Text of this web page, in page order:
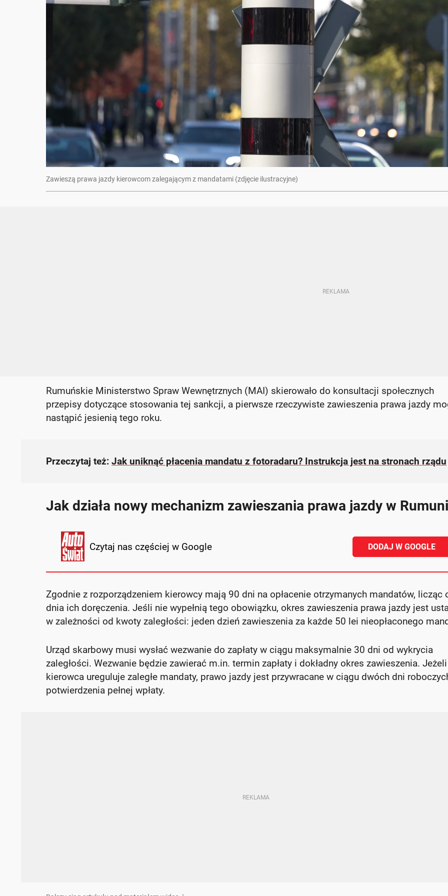
Zawieszą prawa jazdy kierowcom zalegającym z mandatami (zdjęcie ilustracyjne)
Rumuńskie Ministerstwo Spraw Wewnętrznych (MAI) skierowało do konsultacji społecznych
przepisy dotyczące stosowania tej sankcji, a pierwsze rzeczywiste zawieszenia prawa jazdy
nastąpić jesienią tego roku.
Przeczytaj też: Jak uniknąć płacenia mandatu z fotoradaru? Instrukcja jest na stronach rządu
Jak działa nowy mechanizm zawieszania prawa jazdy w
Czytaj nas częściej w Google DODAJ W GOOGLE
Zgodnie z rozporządzeniem kierowcy mają 90 dni na opłacenie otrzymanych mandatów, licząc
dnia ich doręczenia. Jeśli nie wypełnią tego obowiązku, okres zawieszenia prawa jazdy jest
w zależności od kwoty zaległości: jeden dzień zawieszenia za każde 50 lei nieopłaconego
Urząd skarbowy musi wysłać wezwanie do zapłaty w ciągu maksymalnie 30 dni od wykrycia
zaległości. Wezwanie będzie zawierać m.in. termin zapłaty i dokładny okres zawieszenia. Jeżeli
kierowca ureguluje zaległe mandaty, prawo jazdy jest przywracane w ciągu dwóch dni
potwierdzenia pełnej wpłaty.